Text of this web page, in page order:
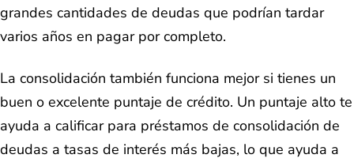
grandes cantidades de deudas que podrían tardar
varios años en pagar por completo.
La consolidación también funciona mejor si tienes un
buen o excelente puntaje de crédito. Un puntaje alto te
ayuda a calificar para préstamos de consolidación de
deudas a tasas de interés más bajas, lo que ayuda a